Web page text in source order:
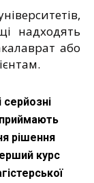
надходять
або
приймають
рішення
курс